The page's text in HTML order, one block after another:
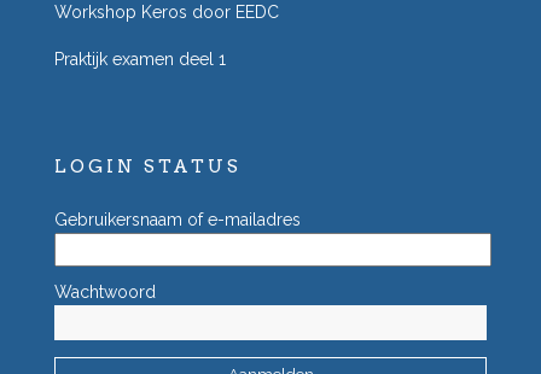
Workshop Keros door EEDC
Praktijk examen deel 1
LOGIN STATUS
Gebruikersnaam of e-mailadres
Wachtwoord